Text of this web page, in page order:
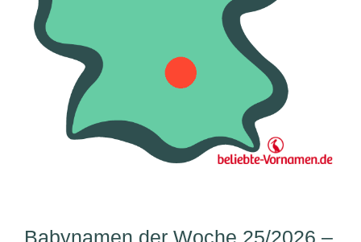
Babynamen der Woche 25/2026 –